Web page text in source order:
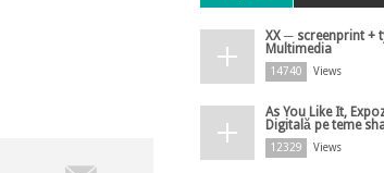
XX ─ screenprint +
Multimedia
14740 Views
As You Like It,
Digitală pe teme
12329 Views